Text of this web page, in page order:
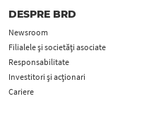
DESPRE BRD
Newsroom
Filialele și societăți asociate
Responsabilitate
Investitori și acționari
Cariere